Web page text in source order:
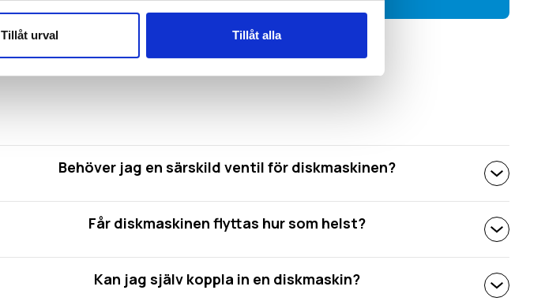
Tillåt urval Tillåt alla
Behöver jag en särskild ventil för diskmaskinen?
Får diskmaskinen flyttas hur som helst?
Kan jag själv koppla in en diskmaskin?